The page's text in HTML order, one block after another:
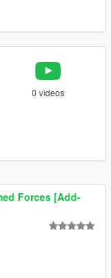
0 videos
Forces [Add-